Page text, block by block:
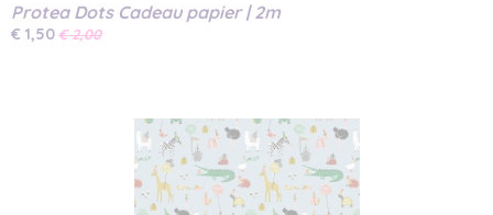
Protea Dots Cadeau papier | 2m
€ 1,50€ 2,00